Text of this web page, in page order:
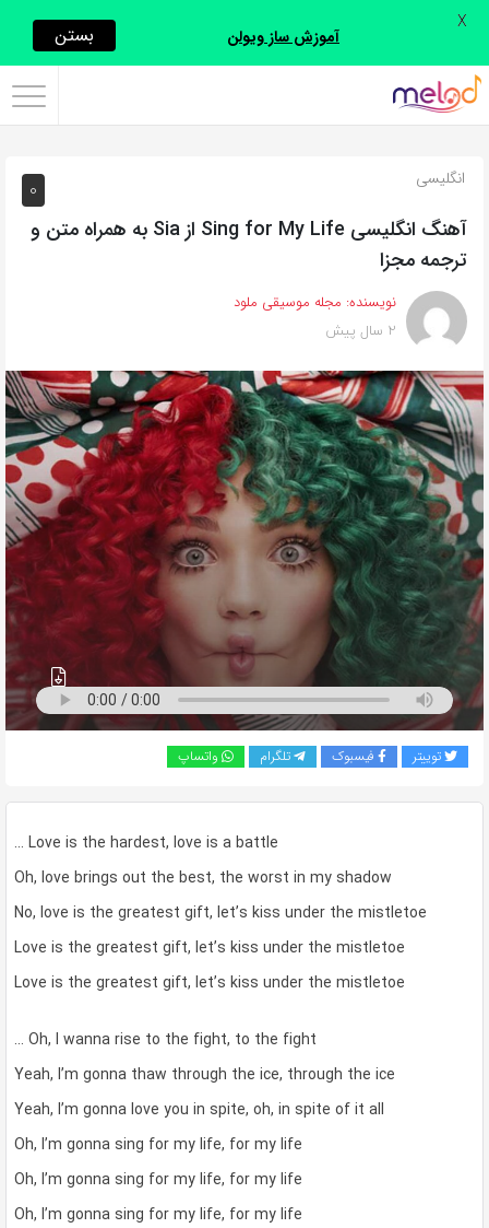
اشتراک
با
روش‌های
زیر
این
صفحه
را
با
دوستان
خود
به
اشتراک
بگذارید.
کپی
لینک
0 انگلیسی
آهنگ انگلیسی Sing for My Life از Sia به همراه متن و
ترجمه مجزا
نویسنده: مجله موسیقی ملود
2 سال پیش
توییتر فیسبوک تلگرام واتساپ
… Love is the hardest, love is a battle
Oh, love brings out the best, the worst in my shadow
No, love is the greatest gift, let’s kiss under the mistletoe
Love is the greatest gift, let’s kiss under the mistletoe
Love is the greatest gift, let’s kiss under the mistletoe
… Oh, I wanna rise to the fight, to the fight
Yeah, I’m gonna thaw through the ice, through the ice
Yeah, I’m gonna love you in spite, oh, in spite of it all
Oh, I’m gonna sing for my life, for my life
Oh, I’m gonna sing for my life, for my life
Oh, I’m gonna sing for my life, for my life
آموزش ساز ویولن بستن X